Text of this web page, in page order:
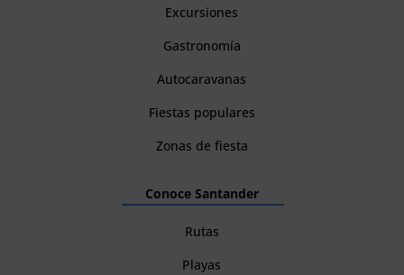
Excursiones
Gastronomía
Autocaravanas
Fiestas populares
Zonas de fiesta
Conoce Santander
Rutas
Playas